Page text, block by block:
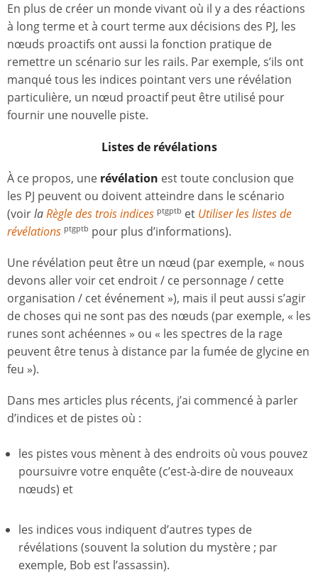
En plus de créer un monde vivant où il y a des réactions
à long terme et à court terme aux décisions des PJ, les
nœuds proactifs ont aussi la fonction pratique de
remettre un scénario sur les rails. Par exemple, s’ils ont
manqué tous les indices pointant vers une révélation
particulière, un nœud proactif peut être utilisé pour
fournir une nouvelle piste.
Listes de révélations
À ce propos, une révélation est toute conclusion que
les PJ peuvent ou doivent atteindre dans le scénario
(voirlaRègle des trois indices ptgptb et Utiliser les listes de
révélations ptgptb pour plus d’informations).
Une révélation peut être un nœud (par exemple, « nous
devons aller voir cet endroit / ce personnage / cette
organisation / cet événement »), mais il peut aussi s’agir
de choses qui ne sont pas des nœuds (par exemple, « les
runes sont achéennes » ou « les spectres de la rage
peuvent être tenus à distance par la fumée de glycine en
feu »).
Dans mes articles plus récents, j’ai commencé à parler
d’indices et de pistes où :
les pistes vous mènent à des endroits où vous pouvez
poursuivre votre enquête (c’est-à-dire de nouveaux
nœuds) et
les indices vous indiquent d’autres types de
révélations (souvent la solution du mystère ; par
exemple, Bob est l’assassin).